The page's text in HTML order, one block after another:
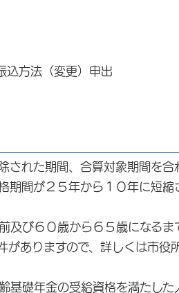
方法（変更）申出
れた期間、合算対象期間を
間が２５年から１０年に短縮
び６０歳から６５歳になる
ありますので、詳しくは市役
礎年金の受給資格を満たし